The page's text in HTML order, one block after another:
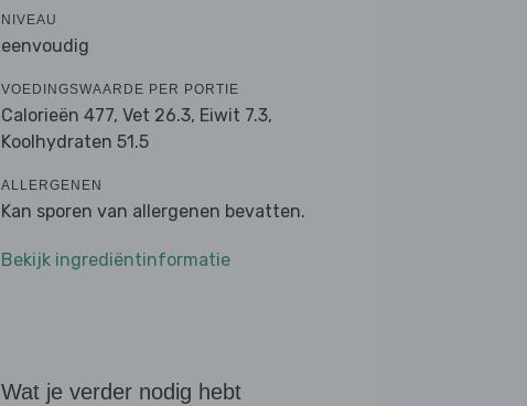
NIVEAU
eenvoudig
VOEDINGSWAARDE PER PORTIE
Calorieën 477, Vet 26.3, Eiwit 7.3,
Koolhydraten 51.5
ALLERGENEN
Kan sporen van allergenen bevatten.
Bekijk ingrediëntinformatie
Wat je verder nodig hebt